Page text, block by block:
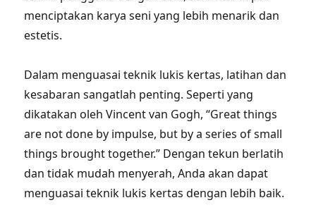
menciptakan karya seni yang lebih menarik dan
estetis.
Dalam menguasai teknik lukis kertas, latihan dan
kesabaran sangatlah penting. Seperti yang
dikatakan oleh Vincent van Gogh, “Great things
are not done by impulse, but by a series of small
things brought together.” Dengan tekun berlatih
dan tidak mudah menyerah, Anda akan dapat
menguasai teknik lukis kertas dengan lebih baik.